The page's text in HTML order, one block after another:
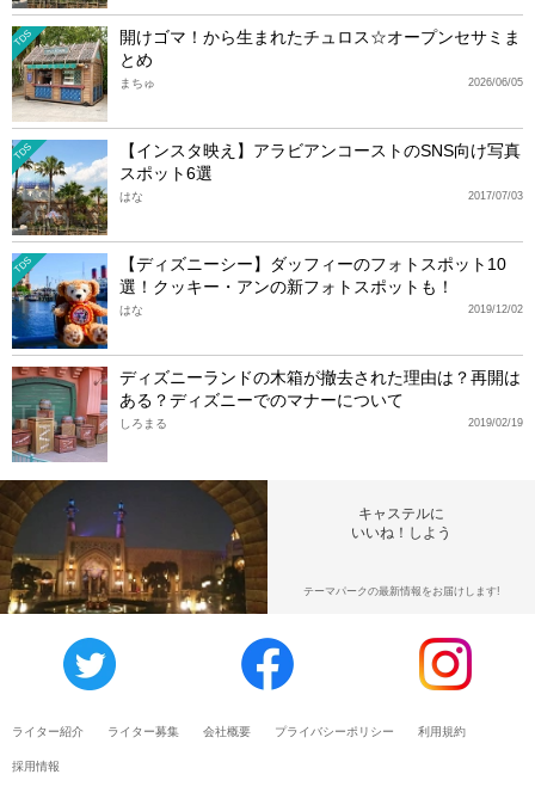
TDS
開けゴマ！から生まれたチュロス☆オープンセサミま
とめ
2026/06/05
まちゅ
TDS
【インスタ映え】アラビアンコーストのSNS向け写真
スポット6選
2017/07/03
はな
TDS
【ディズニーシー】ダッフィーのフォトスポット10
選！クッキー・アンの新フォトスポットも！
2019/12/02
はな
ディズニーランドの木箱が撤去された理由は？再開は
ある？ディズニーでのマナーについて
2019/02/19
しろまる
キャステルに
いいね！しよう
テーマパークの最新情報をお届けします!
ライター紹介 ライター募集 会社概要 プライバシーポリシー 利用規約
採用情報